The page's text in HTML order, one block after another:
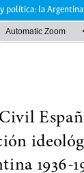
política: la